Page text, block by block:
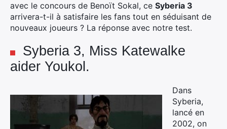
avec le concours de Benoït Sokal, ce Syberia 3
arrivera-t-il à satisfaire les fans tout en séduisant de
nouveaux joueurs ? La réponse avec notre test.
Syberia 3, Miss Katewalke
aider Youkol.
Dans
Syberia,
lancé en
2002, on